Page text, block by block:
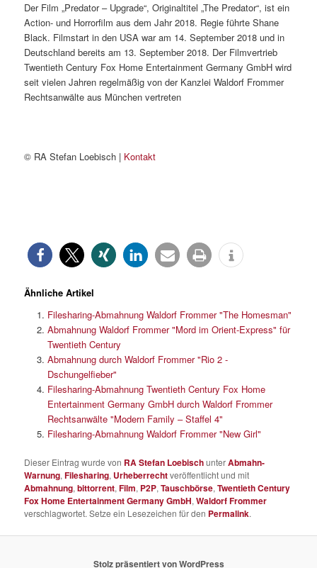
Der Film „Predator – Upgrade“, Originaltitel „The Predator“, ist ein
Action- und Horrorfilm aus dem Jahr 2018. Regie führte Shane
Black. Filmstart in den USA war am 14. September 2018 und in
Deutschland bereits am 13. September 2018. Der Filmvertrieb
Twentieth Century Fox Home Entertainment Germany GmbH wird
seit vielen Jahren regelmäßig von der Kanzlei Waldorf Frommer
Rechtsanwälte aus München vertreten
© RA Stefan Loebisch | Kontakt
Ähnliche Artikel
Filesharing-Abmahnung Waldorf Frommer "The Homesman"
Abmahnung Waldorf Frommer "Mord im Orient-Express" für
Twentieth Century
Abmahnung durch Waldorf Frommer "Rio 2 -
Dschungelfieber"
Filesharing-Abmahnung Twentieth Century Fox Home
Entertainment Germany GmbH durch Waldorf Frommer
Rechtsanwälte "Modern Family – Staffel 4"
Filesharing-Abmahnung Waldorf Frommer "New Girl"
Dieser Eintrag wurde von RA Stefan LoebischunterAbmahn-
Warnung,Filesharing, Urheberrechtveröffentlicht und mit
Abmahnung,bittorrent,Film, P2P,Tauschbörse,Twentieth Century
Fox Home Entertainment Germany GmbH,Waldorf Frommer
verschlagwortet. Setze ein Lesezeichen für den Permalink.
Stolz präsentiert von WordPress